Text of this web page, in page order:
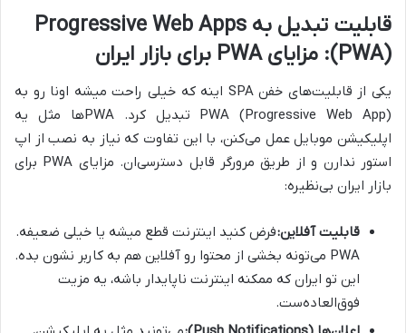
قابلیت تبدیل به Progressive Web Apps
(PWA): مزایای PWA برای بازار ایران
یکی از قابلیت‌های خفن SPA اینه که خیلی راحت میشه اونا رو به
PWA (Progressive Web App) تبدیل کرد. PWAها مثل یه
اپلیکیشن موبایل عمل می‌کنن، با این تفاوت که نیاز به نصب از اپ
استور ندارن و از طریق مرورگر قابل دسترسی‌ان. مزایای PWA برای
بازار ایران بی‌نظیره:
قابلیت آفلاین:فرض کنید اینترنت قطع میشه یا خیلی ضعیفه.
PWA می‌تونه بخشی از محتوا رو آفلاین هم به کاربر نشون بده.
این تو ایران که ممکنه اینترنت ناپایدار باشه، یه مزیت
فوق‌العاده‌ست.